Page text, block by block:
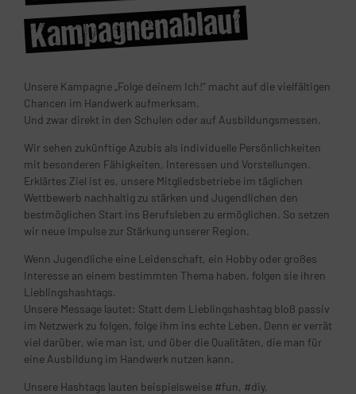
Unsere Kampagne „Folge deinem Ich!“ macht auf die vielfältigen
Chancen im Handwerk aufmerksam.
Und zwar direkt in den Schulen oder auf Ausbildungsmessen.
Wir sehen zukünftige Azubis als individuelle Persönlichkeiten
mit besonderen Fähigkeiten, Interessen und Vorstellungen.
Erklärtes Ziel ist es, unsere Mitgliedsbetriebe im täglichen
Wettbewerb nachhaltig zu stärken und Jugendlichen den
bestmöglichen Start ins Berufsleben zu ermöglichen. So setzen
wir neue Impulse zur Stärkung unserer Region.
Wenn Jugendliche eine Leidenschaft, ein Hobby oder großes
Interesse an einem bestimmten Thema haben, folgen sie ihren
Lieblingshashtags.
Unsere Message lautet: Statt dem Lieblingshashtag bloß passiv
im Netzwerk zu folgen, folge ihm ins echte Leben. Denn er verrät
viel darüber, wie man ist, und über die Qualitäten, die man für
eine Ausbildung im Handwerk nutzen kann.
Unsere Hashtags lauten beispielsweise #fun, #diy,